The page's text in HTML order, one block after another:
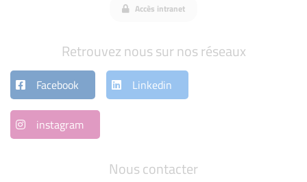
Nous contacter
Accès intranet
Retrouvez nous sur nos réseaux
Facebook Linkedin
instagram